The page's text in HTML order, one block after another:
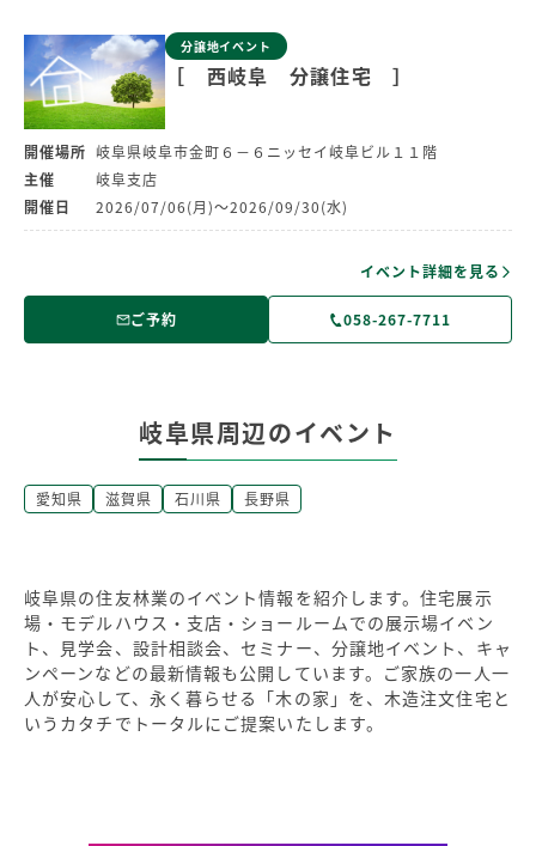
分譲地イベント
［ 西岐阜 分譲住宅 ］
開催場所 岐阜県岐阜市金町６－６ニッセイ岐阜ビル１１階
主催
岐阜支店
開催日
2026/07/06(月)～2026/09/30(水)
イベント詳細を見る
ご予約 058-267-7711
岐阜県周辺のイベント
愛知県 滋賀県 石川県 長野県
岐阜県の住友林業のイベント情報を紹介します。住宅展示
場・モデルハウス・支店・ショールームでの展示場イベン
ト、見学会、設計相談会、セミナー、分譲地イベント、キャ
ンペーンなどの最新情報も公開しています。ご家族の一人一
人が安心して、永く暮らせる「木の家」を、木造注文住宅と
いうカタチでトータルにご提案いたします。